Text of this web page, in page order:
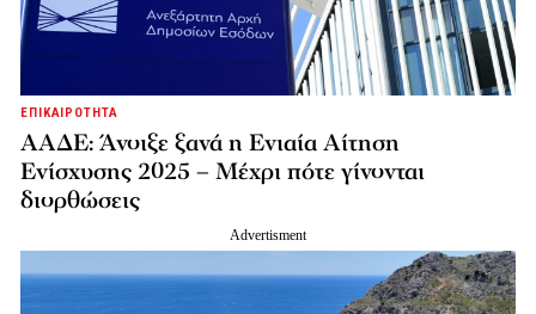
ΕΠΙΚΑΙΡΟΤΗΤΑ
ΑΑΔΕ: Άνοιξε ξανά η Ενιαία Αίτηση
Ενίσχυσης 2025 – Μέχρι πότε γίνονται
διορθώσεις